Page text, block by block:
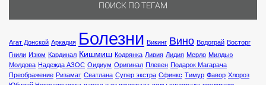
ПОИСК ПО ТЕГАМ
Агат Донской Аркадия Болезни Викинг Вино Водограй Восторг
Гнили Изюм Кардинал Кишмиш Кодрянка Ливия Лидия Мерло Милдью
Молдова Надежда АЗОС Оидиум Оригинал Плевен Подарок Магарача
Преображение Ризамат Сватлана Супер экстра Сфинкс Тимур Фавор Хлороз